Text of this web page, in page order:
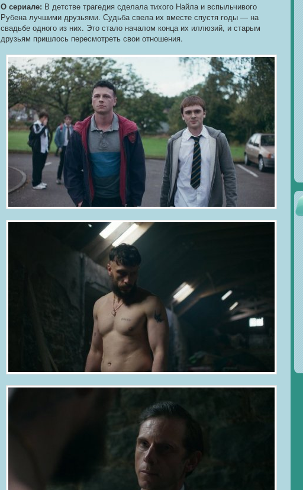
О сериале: В детстве трагедия сделала тихого Найла и вспыльчивого
Рубена лучшими друзьями. Судьба свела их вместе спустя годы — на
свадьбе одного из них. Это стало началом конца их иллюзий, и старым
друзьям пришлось пересмотреть свои отношения.